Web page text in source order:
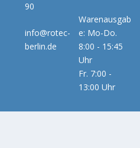
90
info@rotec-
berlin.de
Warenausgab
e: Mo-Do.
8:00 - 15:45
Uhr
Fr. 7:00 -
13:00 Uhr